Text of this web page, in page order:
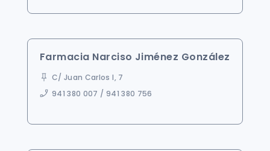
Farmacia Narciso Jiménez González
C/ Juan Carlos I, 7
941 380 007 / 941 380 756